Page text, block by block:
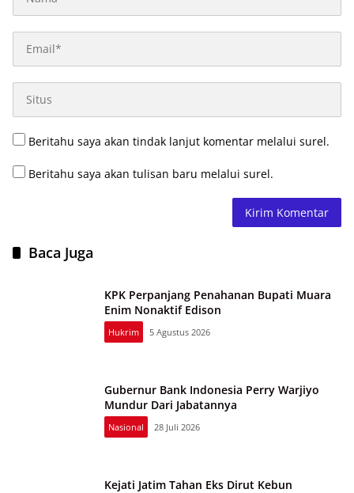
Beritahu saya akan tindak lanjut komentar melalui surel.
Beritahu saya akan tulisan baru melalui surel.
Baca Juga
KPK Perpanjang Penahanan Bupati Muara
Enim Nonaktif Edison
Hukrim 5 Agustus 2026
Gubernur Bank Indonesia Perry Warjiyo
Mundur Dari Jabatannya
Nasional 28 Juli 2026
Kejati Jatim Tahan Eks Dirut Kebun